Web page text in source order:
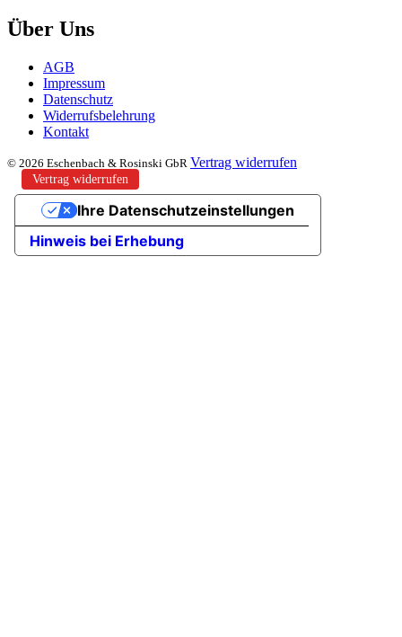
Über Uns
AGB
Impressum
Datenschutz
Widerrufsbelehrung
Kontakt
© 2026 Eschenbach & Rosinski GbR Vertrag widerrufen
Vertrag widerrufen
Hinweis bei Erhebung
Ihre Datenschutzeinstellungen